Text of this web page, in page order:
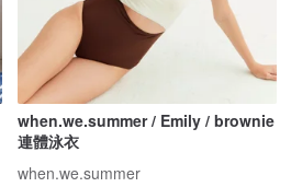
when.we.summer / Emily / brownie
連體泳衣
when.we.summer